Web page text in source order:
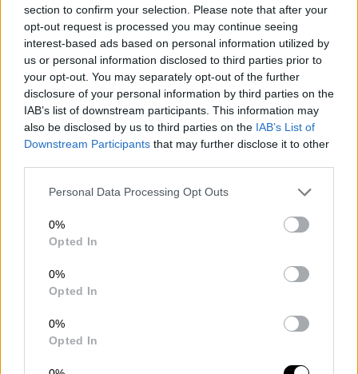
section to confirm your selection. Please note that after your
opt-out request is processed you may continue seeing
interest-based ads based on personal information utilized by
us or personal information disclosed to third parties prior to
your opt-out. You may separately opt-out of the further
disclosure of your personal information by third parties on the
IAB’s list of downstream participants. This information may
also be disclosed by us to third parties on the IAB’s List of
Downstream Participants that may further disclose it to other
Please note that this website/app uses one or more Google
not limited to your visit or usage behaviour. You may click to
grant or deny consent to Google and its third-party tags to
consent section.
Personal Data Processing Opt Outs
0%
Opted In
0%
Opted In
0%
Opted In
οι κενές καρέκλες στη βιβλιοθήκη, οι
φωτογραφίες της ορκωμοσίας που δεν
πρόλαβαν, θα βαραίνουν για πάντα τη
συλλογική μας συνείδηση».
ΑΠΘ: Μεσίστιες οι σημαίες στη μνήμη των θυμάτων των
Γερανοί γύρω από το ΑΠΘ